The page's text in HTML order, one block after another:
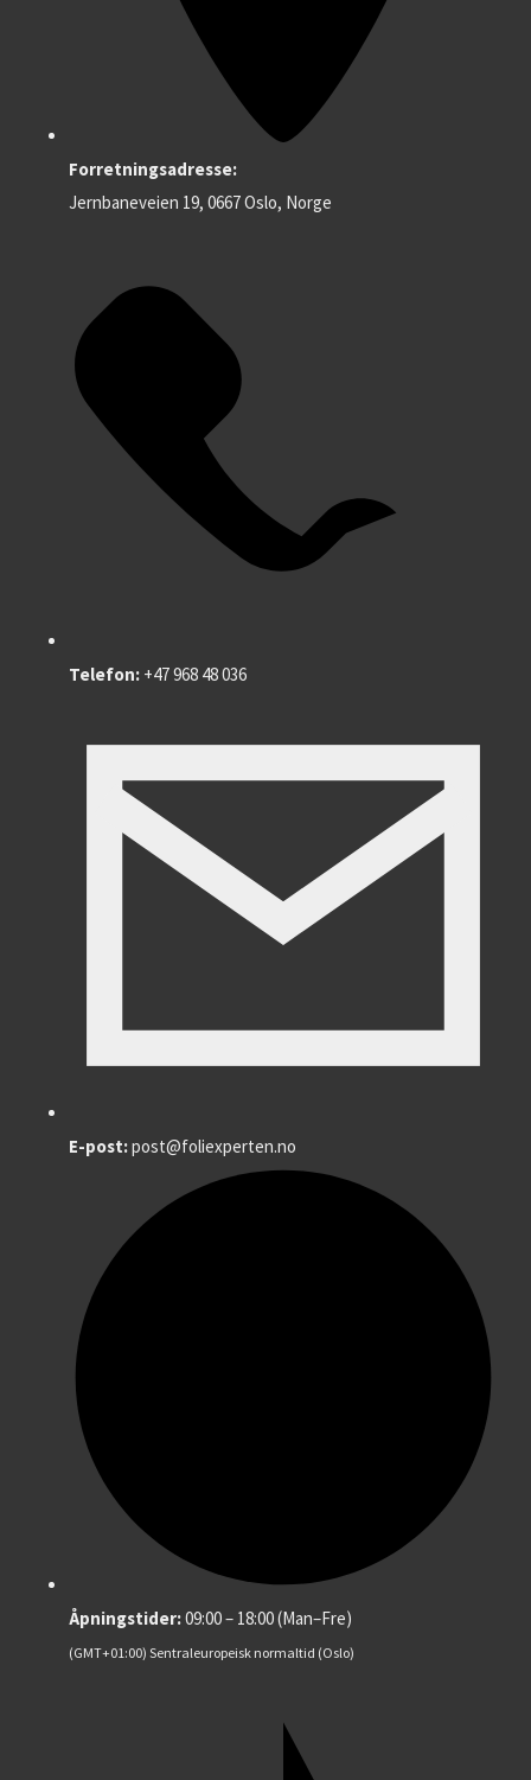
Forretningsadresse:
Jernbaneveien 19, 0667 Oslo, Norge
Telefon: +47 968 48 036
E-post:post@foliexperten.no
Åpningstider:09:00 – 18:00 (Man–Fre)
(GMT+01:00) Sentraleuropeisk normaltid (Oslo)